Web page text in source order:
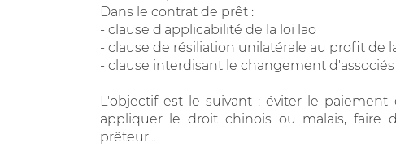
Dans le contrat de prêt :
- clause d'applicabilité de la loi lao
- clause de résiliation unilatérale au profit de
- clause interdisant le changement d'associés
L'objectif est le suivant : éviter le
appliquer le droit chinois ou malais,
prêteur...